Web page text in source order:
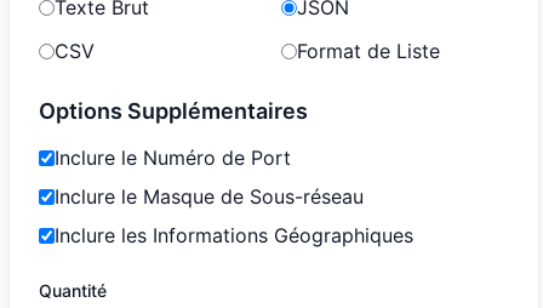
Texte Brut
JSON
CSV
Format de Liste
Options Supplémentaires
Inclure le Numéro de Port
Inclure le Masque de Sous-réseau
Inclure les Informations Géographiques
Quantité